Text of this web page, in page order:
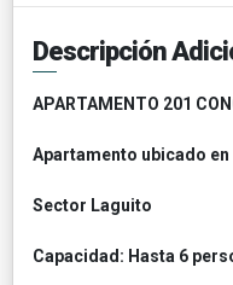
Descripción
APARTAMENTO 201
Apartamento ubicado
Sector Laguito
Capacidad: Hasta 6